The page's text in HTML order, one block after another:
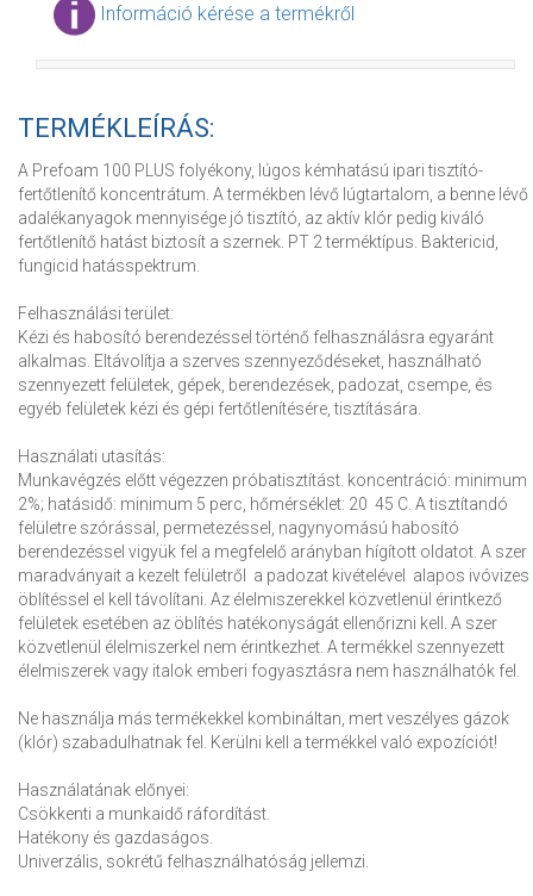
Információ kérése a termékről
TERMÉKLEÍRÁS:
A Prefoam 100 PLUS folyékony, lúgos kémhatású ipari tisztító-
fertőtlenítő koncentrátum. A termékben lévő lúgtartalom, a benne lévő
adalékanyagok mennyisége jó tisztító, az aktív klór pedig kiváló
fertőtlenítő hatást biztosít a szernek. PT 2 terméktípus. Baktericid,
fungicid hatásspektrum.
Felhasználási terület:
Kézi és habosító berendezéssel történő felhasználásra egyaránt
alkalmas. Eltávolítja a szerves szennyeződéseket, használható
szennyezett felületek, gépek, berendezések, padozat, csempe, és
egyéb felületek kézi és gépi fertőtlenítésére, tisztítására.
Használati utasítás:
Munkavégzés előtt végezzen próbatisztítást. koncentráció: minimum
2%; hatásidő: minimum 5 perc, hőmérséklet: 20  45 C. A tisztítandó
felületre szórással, permetezéssel, nagynyomású habosító
berendezéssel vigyük fel a megfelelő arányban hígított oldatot. A szer
maradványait a kezelt felületről  a padozat kivételével  alapos ivóvizes
öblítéssel el kell távolítani. Az élelmiszerekkel közvetlenül érintkező
felületek esetében az öblítés hatékonyságát ellenőrizni kell. A szer
közvetlenül élelmiszerkel nem érintkezhet. A termékkel szennyezett
élelmiszerek vagy italok emberi fogyasztásra nem használhatók fel.
Ne használja más termékekkel kombináltan, mert veszélyes gázok
(klór) szabadulhatnak fel. Kerülni kell a termékkel való expozíciót!
Használatának előnyei:
Csökkenti a munkaidő ráfordítást.
Hatékony és gazdaságos.
Univerzális, sokrétű felhasználhatóság jellemzi.